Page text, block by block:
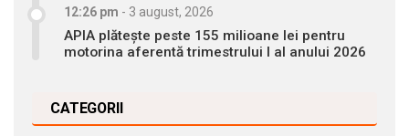
12:26 pm - 3 august, 2026
APIA plătește peste 155 milioane lei pentru
motorina aferentă trimestrului I al anului 2026
CATEGORII